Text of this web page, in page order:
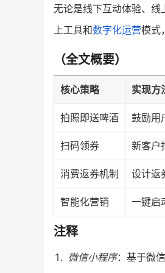
无论是线下互动体验、
上工具和数字化运营模式
（全文概要）
核心策略 实现方
拍照即送啤酒 鼓励用
扫码领券 新客户
消费返券机制 设计返
智能化营销 一键启
注释
微信小程序：基于微